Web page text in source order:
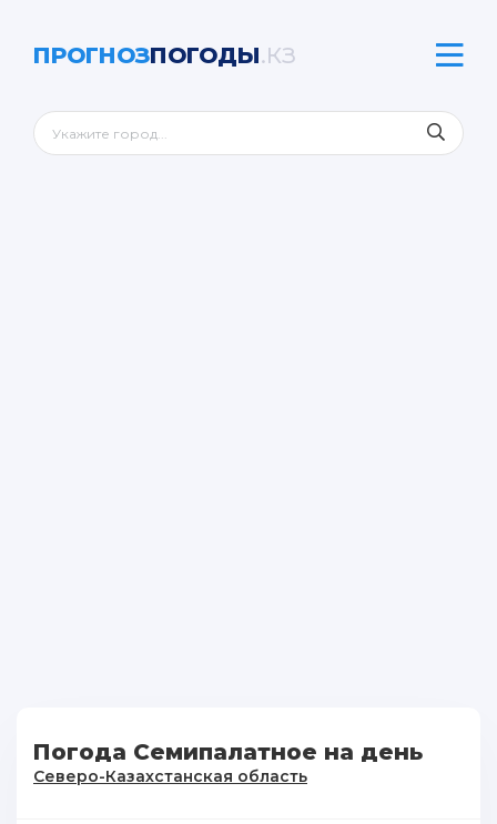
ПРОГНОЗПОГОДЫ.КЗ
Погода Семипалатное на день
Северо-Казахстанская область